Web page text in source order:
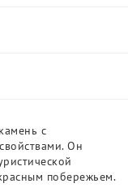
с
Он
побережьем.